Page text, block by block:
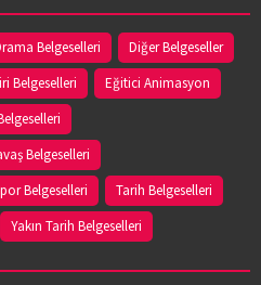
Belgeselleri
Diğer Belgeseller
Belgeselleri
Eğitici Animasyon
Belgeselleri
Belgeselleri
Tarih Belgeselleri
Yakın Tarih Belgeselleri